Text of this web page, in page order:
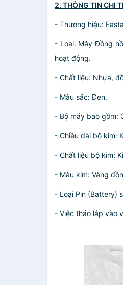
2. THÔNG TIN CHI
- Thương hiệu:
- Loại: Máy Đồng
hoạt động.
- Chất liệu: Nhựa,
- Màu sắc: Đen.
- Bộ máy bao gồm:
- Chiều dài bộ kim:
- Chất liệu bộ kim:
- Màu kim: Vàng
- Loại Pin (Battery)
- Việc tháo lắp vào